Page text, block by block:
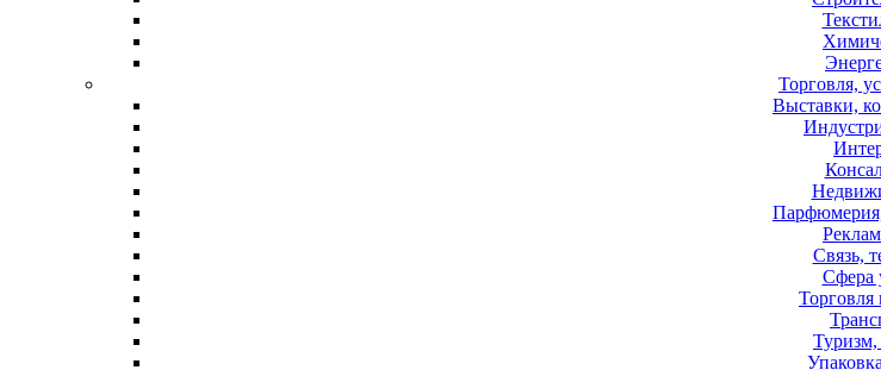
Торговля,
Выставки,
Связь,
Сфера